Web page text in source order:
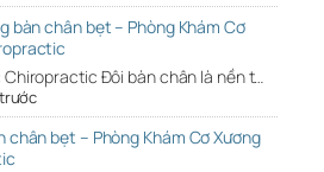
bàn chân bẹt – Phòng Khám Cơ
Chiropractic Đôi bàn chân là nền t…
chân bẹt – Phòng Khám Cơ Xương